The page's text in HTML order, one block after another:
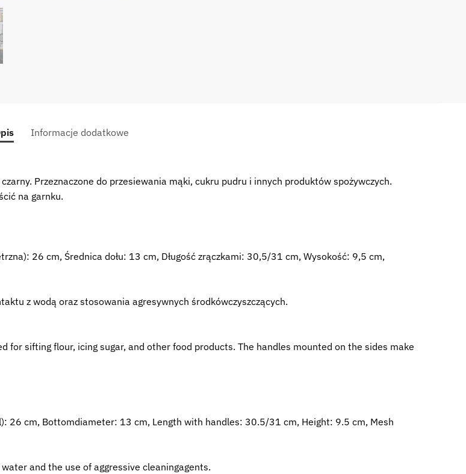
Informacje dodatkowe
Przeznaczone do przesiewania mąki, cukru pudru i innych produktów spożywczych.
na garnku.
26 cm, Średnica dołu: 13 cm, Długość zrączkami: 30,5/31 cm, Wysokość: 9,5 cm,
z wodą oraz stosowania agresywnych środkówczyszczących.
sifting flour, icing sugar, and other food products. The handles mounted on the sides make
26 cm, Bottomdiameter: 13 cm, Length with handles: 30.5/31 cm, Height: 9.5 cm, Mesh
and the use of aggressive cleaningagents.